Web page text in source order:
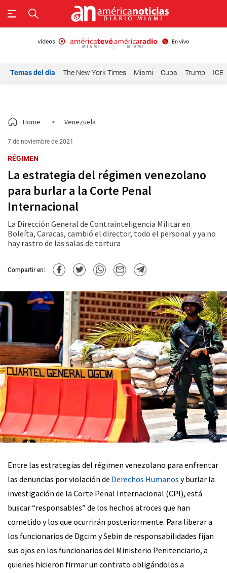
Temas del día The New York Times Miami Cuba Trump ICE
Home > Venezuela
7 de noviembre de 2021
RÉGIMEN
La estrategia del régimen venezolano
para burlar a la Corte Penal
Internacional
La Dirección General de Contrainteligencia Militar en
Boleíta, Caracas, cambió el director, todo el personal y ya no
hay rastro de las salas de tortura
Compartir en:
Entre las estrategias del régimen venezolano para enfrentar
las denuncias por violación de Derechos Humanos y burlar la
investigación de la Corte Penal Internacional (CPI), está
buscar “responsables” de los hechos atroces que han
cometido y los que ocurrirán posteriormente. Para liberar a
los funcionarios de Dgcim y Sebin de responsabilidades fijan
sus ojos en los funcionarios del Ministerio Penitenciario, a
quienes hicieron firmar un contrato obligándolos a